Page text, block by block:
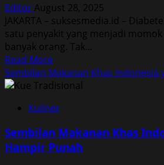
Akibat
Depresi
Sosial
Editor August 28, 2025
JAKARTA – suksesmedia.id –
satu penyakit yang menjadi
banyak orang. Tak...
Read MoreRead
more
about
Manfaat
Hidup
Aktif
Sembilan Makanan Khas Indonesia
Kuliner
Sembilan Makanan Khas
Hampir Punah